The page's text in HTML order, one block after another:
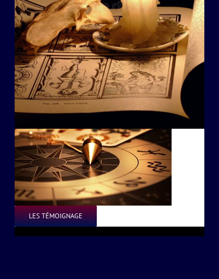
LES TÉMOIGNAGE